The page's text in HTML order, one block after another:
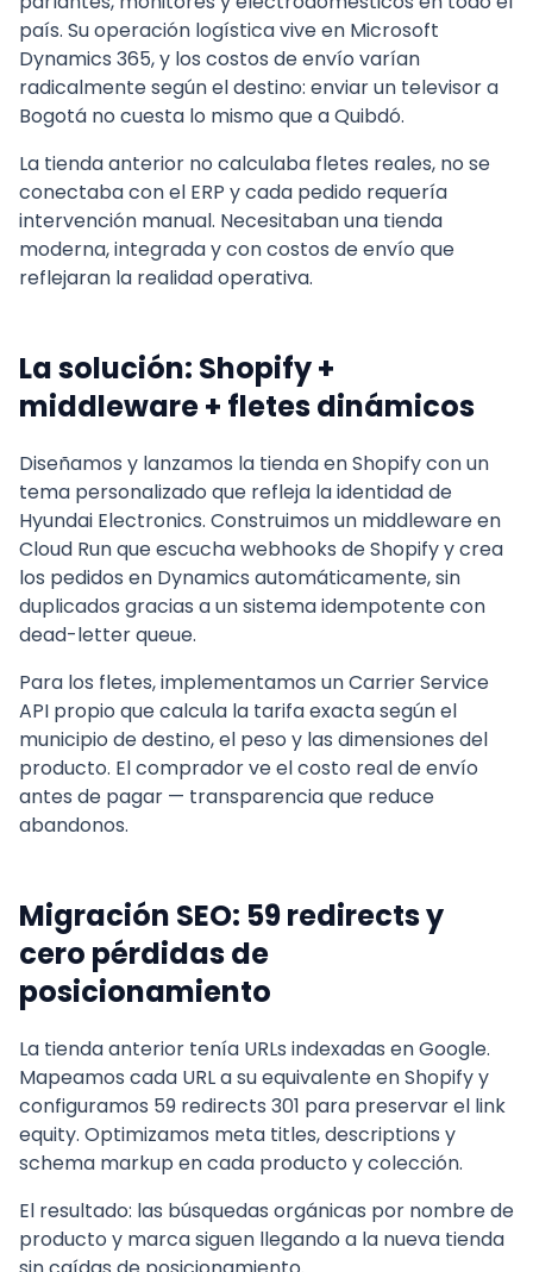
país. Su operación logística vive en Microsoft
Dynamics 365, y los costos de envío varían
radicalmente según el destino: enviar un televisor a
Bogotá no cuesta lo mismo que a Quibdó.
La tienda anterior no calculaba fletes reales, no se
conectaba con el ERP y cada pedido requería
intervención manual. Necesitaban una tienda
moderna, integrada y con costos de envío que
reflejaran la realidad operativa.
La solución: Shopify +
middleware + fletes dinámicos
Diseñamos y lanzamos la tienda en Shopify con un
tema personalizado que refleja la identidad de
Hyundai Electronics. Construimos un middleware en
Cloud Run que escucha webhooks de Shopify y crea
los pedidos en Dynamics automáticamente, sin
duplicados gracias a un sistema idempotente con
dead-letter queue.
Para los fletes, implementamos un Carrier Service
API propio que calcula la tarifa exacta según el
municipio de destino, el peso y las dimensiones del
producto. El comprador ve el costo real de envío
antes de pagar — transparencia que reduce
abandonos.
Migración SEO: 59 redirects y
cero pérdidas de
posicionamiento
La tienda anterior tenía URLs indexadas en Google.
Mapeamos cada URL a su equivalente en Shopify y
configuramos 59 redirects 301 para preservar el link
equity. Optimizamos meta titles, descriptions y
schema markup en cada producto y colección.
El resultado: las búsquedas orgánicas por nombre de
producto y marca siguen llegando a la nueva tienda